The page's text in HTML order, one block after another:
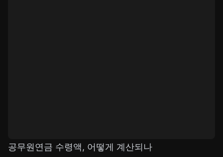
공무원연금 수령액, 어떻게 계산되나